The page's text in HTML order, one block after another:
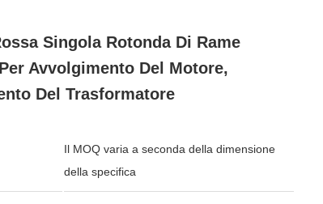
Singola Rotonda Di Rame
Avvolgimento Del Motore,
Del Trasformatore
Il MOQ varia a seconda della dimensione
della specifica